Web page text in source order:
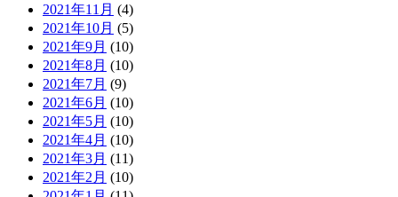
2021年11月 (4)
2021年10月 (5)
2021年9月 (10)
2021年8月 (10)
2021年7月 (9)
2021年6月 (10)
2021年5月 (10)
2021年4月 (10)
2021年3月 (11)
2021年2月 (10)